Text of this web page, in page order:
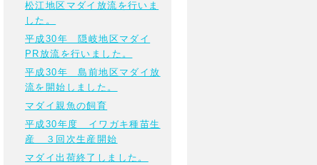
松江地区マダイ放流を行いま
した。
平成30年 隠岐地区マダイ
PR放流を行いました。
平成30年 島前地区マダイ放
流を開始しました。
マダイ親魚の飼育
平成30年度 イワガキ種苗生
産 ３回次生産開始
マダイ出荷終了しました。